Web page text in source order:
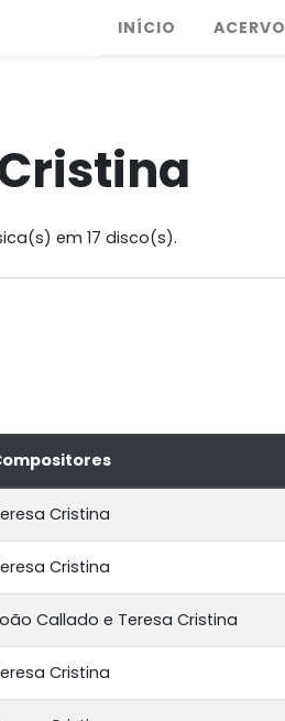
INÍCIO ACERVO
em 17 disco(s).
Cristina
Cristina
Callado e Teresa Cristina
Cristina